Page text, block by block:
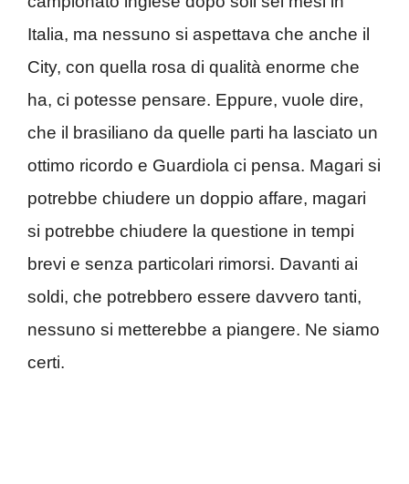
Italia, ma nessuno si aspettava che anche il
City, con quella rosa di qualità enorme che
ha, ci potesse pensare. Eppure, vuole dire,
che il brasiliano da quelle parti ha lasciato un
ottimo ricordo e Guardiola ci pensa. Magari si
potrebbe chiudere un doppio affare, magari
si potrebbe chiudere la questione in tempi
brevi e senza particolari rimorsi. Davanti ai
soldi, che potrebbero essere davvero tanti,
nessuno si metterebbe a piangere. Ne siamo
certi.